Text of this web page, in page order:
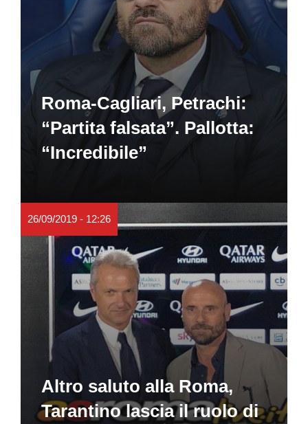
Roma-Cagliari, Petrachi:
“Partita falsata”. Pallotta:
“Incredibile”
26/09/2019 - 12:26
Altro saluto alla Roma,
Tarantino lascia il ruolo di